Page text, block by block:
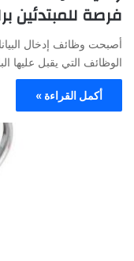
فرصة للمبتدئين براتب
الوظائف التي يقبل عليها
أكمل القراءة »